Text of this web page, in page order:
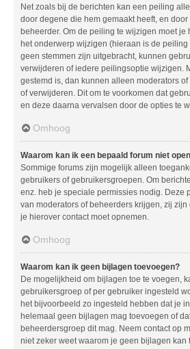
Net zoals bij de berichten kan een peiling
door degene die hem gemaakt heeft, en
beheerder. Om de peiling te wijzigen moet je
het onderwerp wijzigen (hieraan is de peiling
geen stemmen zijn uitgebracht, kunnen
verwijderen of iedere peilingsoptie wijzigen.
gestemd is, dan kunnen alleen moderators
of verwijderen. Dit om te voorkomen dat
en deze daarna vervalsen door de opties te
Omhoog
Waarom kan ik een bepaald forum niet
Sommige forums zijn mogelijk alleen
gebruikers of gebruikersgroepen. Om
enz. heb je speciale permissies nodig. Deze
van moderators of beheerders krijgen, zij
je hierover contact moet opnemen.
Omhoog
Waarom kan ik geen bijlagen toevoegen?
De mogelijkheid om bijlagen toe te voegen,
gebruikersgroep of per gebruiker ingesteld
het bijvoorbeeld zo ingesteld hebben dat je
helemaal geen bijlagen mag toevoegen of
beheerdersgroep dit mag. Neem contact op
niet zeker weet waarom je geen bijlagen kan